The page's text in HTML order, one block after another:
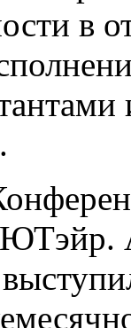
в
ЮТэйр.